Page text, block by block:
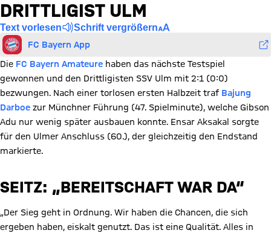
DRITTLIGIST ULM
Text vorlesen Schrift vergrößern
FC Bayern App
Die FC Bayern Amateure haben das nächste Testspiel
gewonnen und den Drittligisten SSV Ulm mit 2:1 (0:0)
bezwungen. Nach einer torlosen ersten Halbzeit traf Bajung
Darboe zur Münchner Führung (47. Spielminute), welche Gibson
Adu nur wenig später ausbauen konnte. Ensar Aksakal sorgte
für den Ulmer Anschluss (60.), der gleichzeitig den Endstand
markierte.
SEITZ: „BEREITSCHAFT WAR DA“
„Der Sieg geht in Ordnung. Wir haben die Chancen, die sich
ergeben haben, eiskalt genutzt. Das ist eine Qualität. Alles in